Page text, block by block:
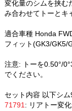
変化量のシムを挟む
み合わせてトーとキ
適合車種 Honda
フィット(GK3/GK5/
注意: トーを0.50°/
でください。
セット内容 以下シ
71791 : リアトー変